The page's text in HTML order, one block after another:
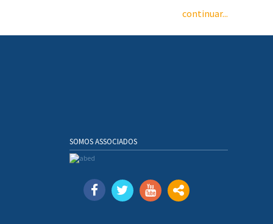
continuar...
SOMOS ASSOCIADOS